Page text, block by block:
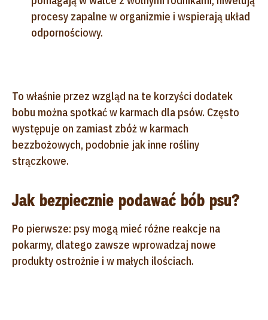
procesy zapalne w organizmie i wspierają układ
odpornościowy.
To właśnie przez wzgląd na te korzyści dodatek
bobu można spotkać w karmach dla psów. Często
występuje on zamiast zbóż w karmach
bezzbożowych, podobnie jak inne rośliny
strączkowe.
Jak bezpiecznie podawać bób psu?
Po pierwsze: psy mogą mieć różne reakcje na
pokarmy, dlatego zawsze wprowadzaj nowe
produkty ostrożnie i w małych ilościach.